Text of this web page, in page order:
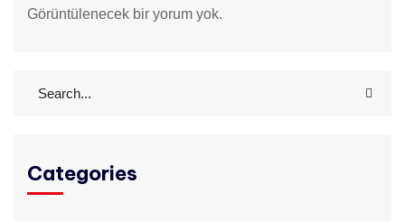
Görüntülenecek bir yorum yok.
Categories